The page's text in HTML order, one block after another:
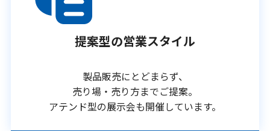
提案型の営業スタイル
製品販売にとどまらず、
売り場・売り方までご提案。
アテンド型の展示会も開催しています。